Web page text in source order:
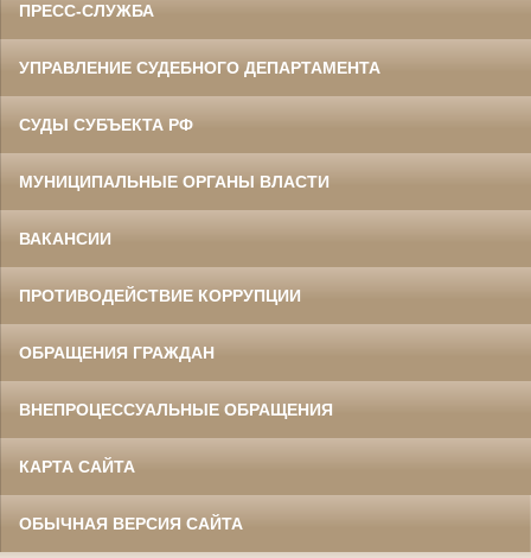
ПРЕСС-СЛУЖБА
УПРАВЛЕНИЕ СУДЕБНОГО ДЕПАРТАМЕНТА
СУДЫ СУБЪЕКТА РФ
МУНИЦИПАЛЬНЫЕ ОРГАНЫ ВЛАСТИ
ВАКАНСИИ
ПРОТИВОДЕЙСТВИЕ КОРРУПЦИИ
ОБРАЩЕНИЯ ГРАЖДАН
ВНЕПРОЦЕССУАЛЬНЫЕ ОБРАЩЕНИЯ
КАРТА САЙТА
ОБЫЧНАЯ ВЕРСИЯ САЙТА